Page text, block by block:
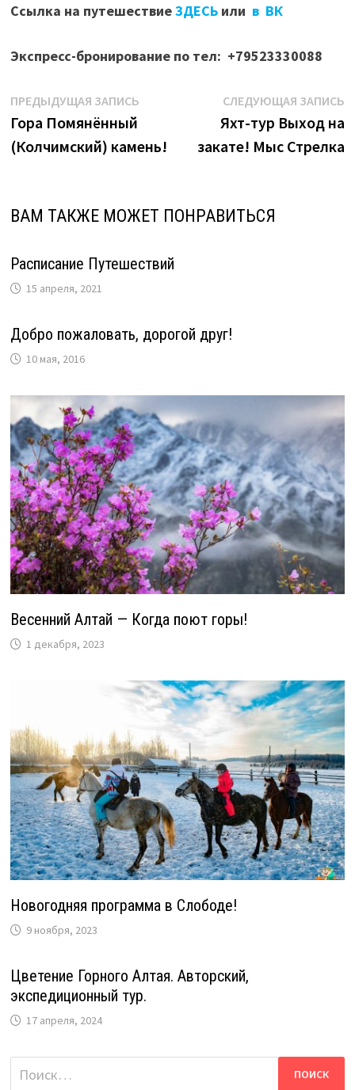
Ссылка на путешествиеЗДЕСЬ или в ВК
Экспресс-бронирование по тел: +79523330088
Навигация
по
записям
ПРЕДЫДУЩАЯ ЗАПИСЬПредыдущая
Гора Помянённый
(Колчимский) камень!
СЛЕДУЮЩАЯ ЗАПИСЬ
Яхт-тур Выход на
закате! Мыс Стрелка
ВАМ ТАКЖЕ МОЖЕТ ПОНРАВИТЬСЯ
Расписание Путешествий
15 апреля, 2021
Добро пожаловать, дорогой друг!
10 мая, 2016
Весенний Алтай — Когда поют горы!
1 декабря, 2023
Новогодняя программа в Слободе!
9 ноября, 2023
Цветение Горного Алтая. Авторский,
экспедиционный тур.
17 апреля, 2024
Найти: